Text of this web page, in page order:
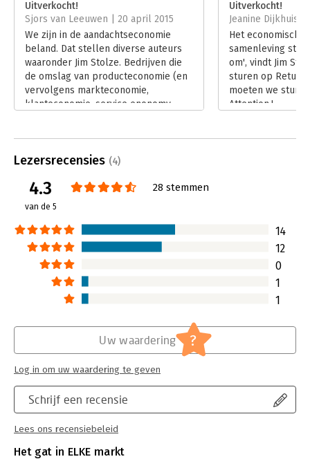
Druk:
1
Verschijningsdatum:
8-5-2012
Hoofdrubriek: Marketing
Uitverkocht!
Sjors van Leeuwen | 20 april 2015
We zijn in de aandachtseconomie
beland. Dat stellen diverse auteurs
waaronder Jim Stolze. Bedrijven die
de omslag van producteconomie (en
vervolgens markteconomie,
klanteconomie, service enonomy,
deze zieners gedoemd te mislukken.
Uitverkocht!
Jeanine Dijkhuis |
Het economisch
samenleving
om', vindt Jim
sturen op Return
moeten we
Attention.'
Lezersrecensies (4)
4.3
van de 5
28 stemmen
14
12
0
1
1
Schrijf een recensie
Lees ons recensiebeleid
Uw waardering ?
Log in om uw waardering te geven
Het gat in ELKE markt